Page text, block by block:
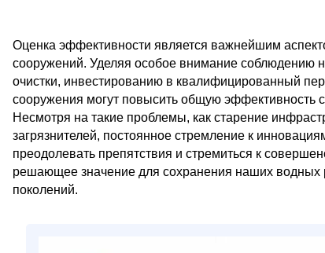
Оценка эффективности является важнейшим
сооружений. Уделяя особое внимание соблюдению
очистки, инвестированию в квалифицированный
сооружения могут повысить общую эффективность
Несмотря на такие проблемы, как старение
загрязнителей, постоянное стремление к
преодолевать препятствия и стремиться к
решающее значение для сохранения наших
поколений.